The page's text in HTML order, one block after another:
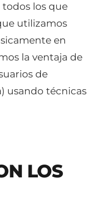
los que
utilizamos
en
la ventaja de
de
usando técnicas
LOS